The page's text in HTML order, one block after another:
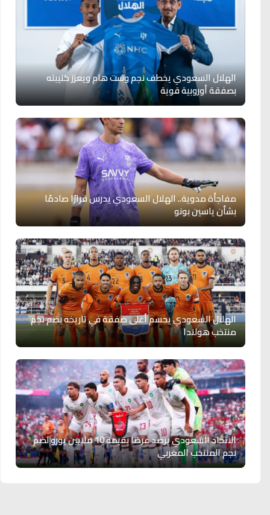
الهلال السعودي يخطف نجم وست هام ويعزز كتيبته
بصفقة أوروبية قوية
مفاجأة مدوية.. الهلال السعودي يدرس قرارًا صادمًا
بشأن ياسين بونو
الهلال السعودي يحسم أغلى صفقة في تاريخه بضم نجم
منتخب هولندا
الاتحاد السعودي يرصد عرضا بقيمة 10 ملايين يورو لضم
نجم المنتخب المغربي